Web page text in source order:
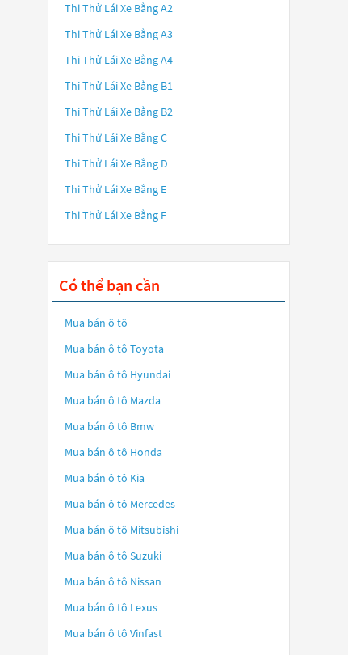
Thi Thử Lái Xe Bằng A2
Thi Thử Lái Xe Bằng A3
Thi Thử Lái Xe Bằng A4
Thi Thử Lái Xe Bằng B1
Thi Thử Lái Xe Bằng B2
Thi Thử Lái Xe Bằng C
Thi Thử Lái Xe Bằng D
Thi Thử Lái Xe Bằng E
Thi Thử Lái Xe Bằng F
Có thể bạn cần
Mua bán ô tô
Mua bán ô tô Toyota
Mua bán ô tô Hyundai
Mua bán ô tô Mazda
Mua bán ô tô Bmw
Mua bán ô tô Honda
Mua bán ô tô Kia
Mua bán ô tô Mercedes
Mua bán ô tô Mitsubishi
Mua bán ô tô Suzuki
Mua bán ô tô Nissan
Mua bán ô tô Lexus
Mua bán ô tô Vinfast